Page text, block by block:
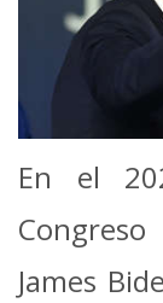
En el
James